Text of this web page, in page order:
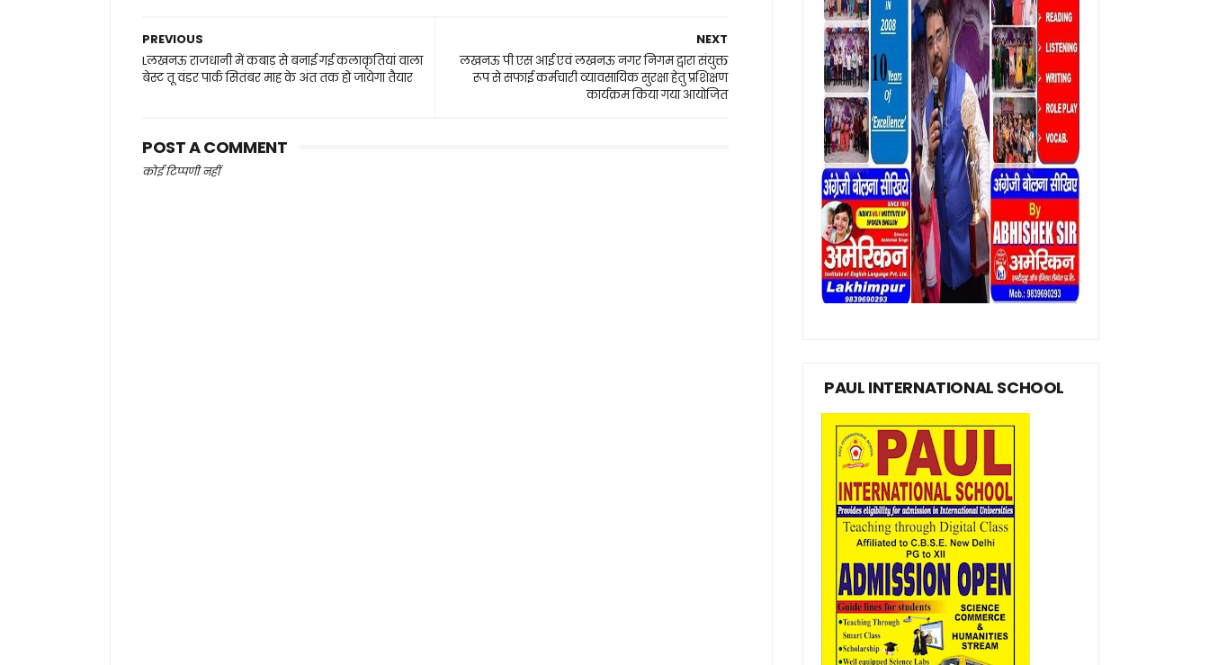
NEXT
लखनऊ पी एस आई एवं लखनऊ नगर निगम द्वारा संयुक्त
रूप से सफाई कर्मचारी व्यावसायिक सुरक्षा हेतु प्रशिक्षण
कार्यक्रम किया गया आयोजित
PREVIOUS
Lलखनऊ राजधानी में कबाड़ से बनाई गई कलाकृतियां वाला
बेस्ट तू वंडर पार्क सितंबर माह के अंत तक हो जायेगा तैयार
POST A COMMENT
कोई टिप्पणी नहीं
PAUL INTERNATIONAL SCHOOL